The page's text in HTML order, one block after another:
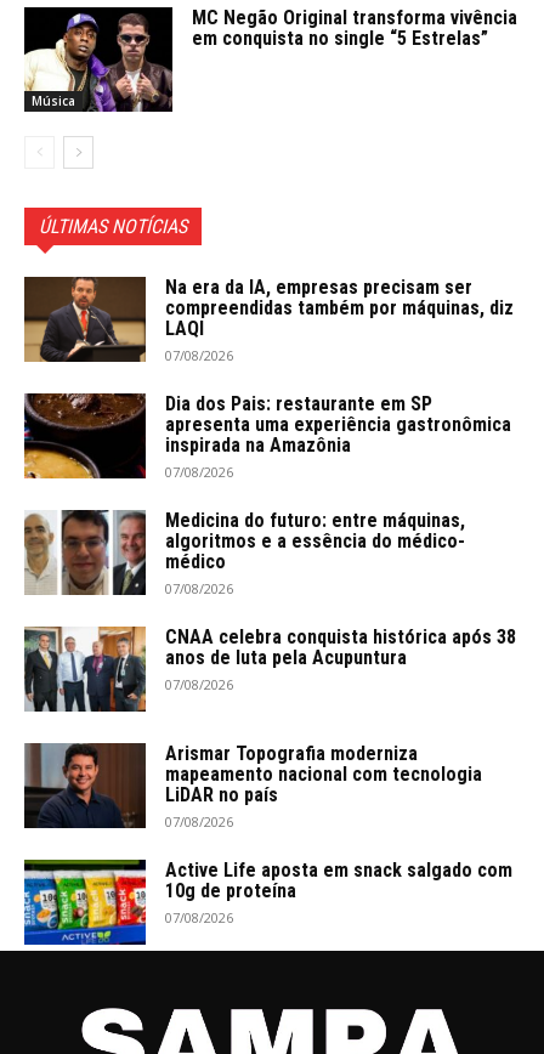
Música
MC Negão Original transforma vivência
em conquista no single “5 Estrelas”
ÚLTIMAS NOTÍCIAS
Na era da IA, empresas precisam ser
compreendidas também por máquinas, diz
LAQI
07/08/2026
Dia dos Pais: restaurante em SP
apresenta uma experiência gastronômica
inspirada na Amazônia
07/08/2026
Medicina do futuro: entre máquinas,
algoritmos e a essência do médico-
médico
07/08/2026
CNAA celebra conquista histórica após 38
anos de luta pela Acupuntura
07/08/2026
Arismar Topografia moderniza
mapeamento nacional com tecnologia
LiDAR no país
07/08/2026
Active Life aposta em snack salgado com
10g de proteína
07/08/2026